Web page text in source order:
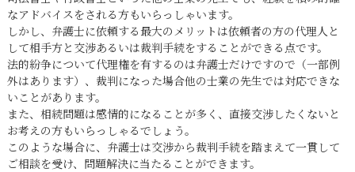
なアドバイスをされる方もいらっしゃいます。
しかし、弁護士に依頼する最大のメリットは依頼者の方の代理人と
して相手方と交渉あるいは裁判手続をすることができる点です。
法的紛争について代理権を有するのは弁護士だけですので（一部例
外はあります）、裁判になった場合他の士業の先生では対応できな
いことがあります。
また、相続問題は感情的になることが多く、直接交渉したくないと
お考えの方もいらっしゃるでしょう。
このような場合に、弁護士は交渉から裁判手続を踏まえて一貫して
ご相談を受け、問題解決に当たることができます。